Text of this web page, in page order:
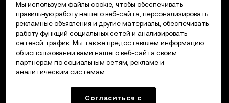
Up next
SDK Reference
Мы используем файлы cookie, чтобы обеспечивать
правильную работу нашего веб-сайта, персонализировать
рекламные объявления и другие материалы, обеспечивать
работу функций социальных сетей и анализировать
сетевой трафик. Мы также предоставляем информацию
об использовании вами нашего веб-сайта своим
партнерам по социальным сетям, рекламе и
аналитическим системам.
Согласиться с